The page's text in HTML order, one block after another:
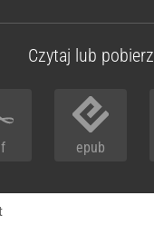
Czytaj lub pobierz
epub